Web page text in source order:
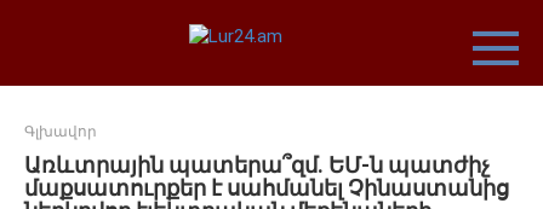
Գլխավոր
Առևտրային պատերա՞զմ. ԵՄ-ն պատժիչ
մաքսատուրքեր է սահմանել Չինաստանից